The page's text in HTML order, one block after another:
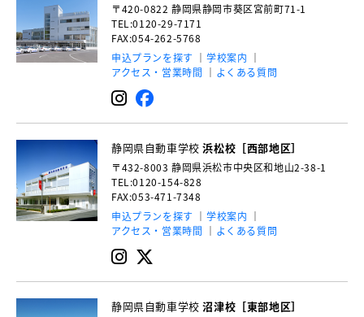
〒420-0822 静岡県静岡市葵区宮前町71-1
TEL:0120-29-7171
FAX:054-262-5768
申込プランを探す
学校案内
アクセス・営業時間
よくある質問
静岡県自動車学校浜松校［西部地区］
〒432-8003 静岡県浜松市中央区和地山2-38-1
TEL:0120-154-828
FAX:053-471-7348
申込プランを探す
学校案内
アクセス・営業時間
よくある質問
静岡県自動車学校沼津校［東部地区］